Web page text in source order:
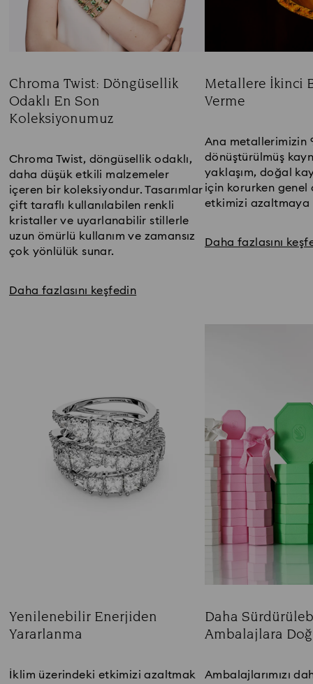
Chroma Twist: Döngüsellik
Odaklı En Son
Koleksiyonumuz
Chroma Twist, döngüsellik odaklı,
daha düşük etkili malzemeler
içeren bir koleksiyondur. Tasarımlar
çift taraflı kullanılabilen renkli
kristaller ve uyarlanabilir stillerle
uzun ömürlü kullanım ve zamansız
çok yönlülük sunar.
Daha fazlasını keşfedin
Metallere İkinci
Verme
Ana metallerimizin
dönüştürülmüş
yaklaşım, doğal
için korurken genel
etkimizi azaltmaya
Daha fazlasını
Yenilenebilir Enerjiden
Yararlanma
İklim üzerindeki etkimizi azaltmak
Daha
Ambalajlara
Ambalajlarımızı